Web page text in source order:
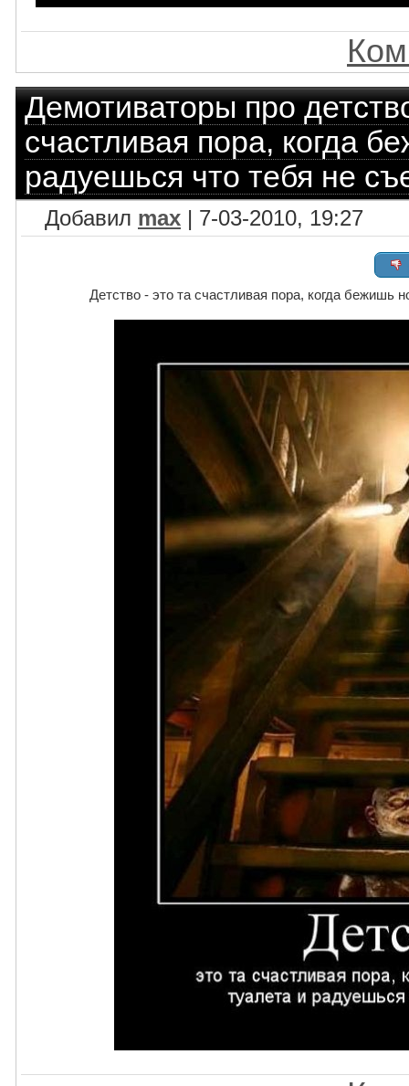
Демотиваторы про
счастливая пора, когда
радуешься что тебя не
Добавил max | 7-03-2010, 19:27
Детство - это та счастливая пора, когда бежишь